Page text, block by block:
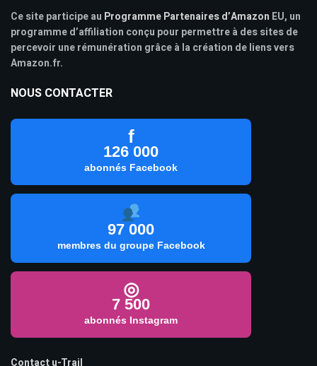
Ce site participe au Programme Partenaires d’Amazon EU, un
programme d’affiliation conçu pour permettre à des sites de
percevoir une rémunération grâce à la création de liens vers
Amazon.fr.
NOUS CONTACTER
f
126 000
abonnés Facebook
97 000
membres du groupe Facebook
◎
7 500
abonnés Instagram
Contact u-Trail